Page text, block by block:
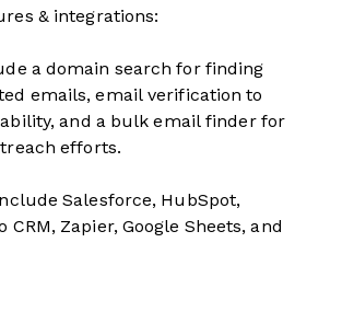
& integrations:
a domain search for finding
emails, email verification to
and a bulk email finder for
efforts.
Salesforce, HubSpot,
CRM, Zapier, Google Sheets, and